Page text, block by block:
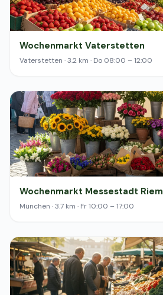
Wochenmarkt Vaterstetten
Vaterstetten · 3.2 km · Do 08:00 – 12:00
Wochenmarkt Messestadt Riem
München · 3.7 km · Fr 10:00 – 17:00